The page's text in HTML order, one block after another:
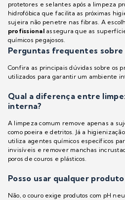
protetores e selantes após a limpeza
hidrofóbica que facilita as próximas
sujeira não penetre nas fibras. A
profissionalassegura que as
químicos pegajosos.
Perguntas frequentes
Confira as principais dúvidas sobre os
utilizados para garantir um ambiente
Qual a diferença entre
interna?
A limpeza comum remove apenas a
como poeira e detritos. Já a
utiliza agentes químicos específicos
invisíveis e remover manchas
poros de couros e plásticos.
Posso usar qualquer
Não, o couro exige produtos com pH